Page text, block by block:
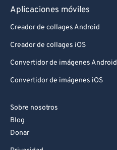
Aplicaciones móviles
Creador de collages Android
Creador de collages iOS
Convertidor de imágenes Android
Convertidor de imágenes iOS
Sobre nosotros
Blog
Donar